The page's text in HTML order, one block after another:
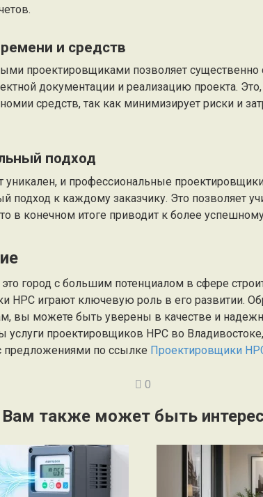
и средств
проектировщиками позволяет существенно
документации и реализацию проекта.
средств, так как минимизирует риски и
подход
и профессиональные
подход к каждому заказчику. Это позволяет
в конечном итоге приводит к более успешному
город с большим потенциалом в сфере
НРС играют ключевую роль в его развитии.
вы можете быть уверены в качестве и
услуги проектировщиков НРС во
предложениями по ссылке Проектировщики
0
Вам также может быть